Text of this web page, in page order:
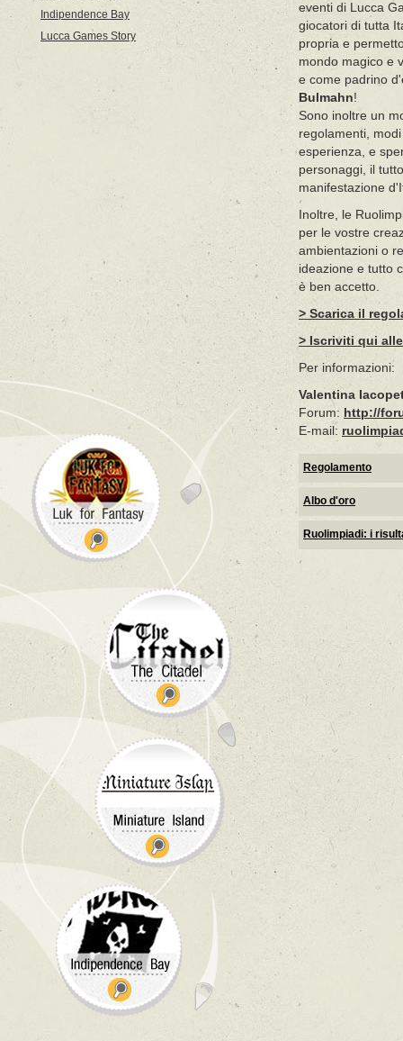
Indipendence Bay
Lucca Games Story
eventi di Lucca
giocatori di tutta
propria e
mondo magico e
e come padrino
Bulmahn!
Sono inoltre un
regolamenti,
esperienza, e
personaggi, il
manifestazione
Inoltre, le
per le vostre
ambientazioni o
ideazione e tutto
è ben accetto.
> Scarica il
> Iscriviti qui
Per informazioni:
Valentina
Forum: http://
E-mail:
Regolamento
Albo d'oro
Ruolimpiadi: i